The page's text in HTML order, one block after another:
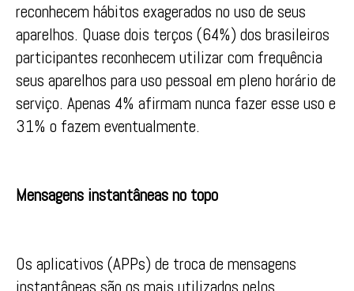
reconhecem hábitos exagerados no uso de seus
aparelhos. Quase dois terços (64%) dos brasileiros
participantes reconhecem utilizar com frequência
seus aparelhos para uso pessoal em pleno horário de
serviço. Apenas 4% afirmam nunca fazer esse uso e
31% o fazem eventualmente.
Mensagens instantâneas no topo
Os aplicativos (APPs) de troca de mensagens
instantâneas são os mais utilizados pelos